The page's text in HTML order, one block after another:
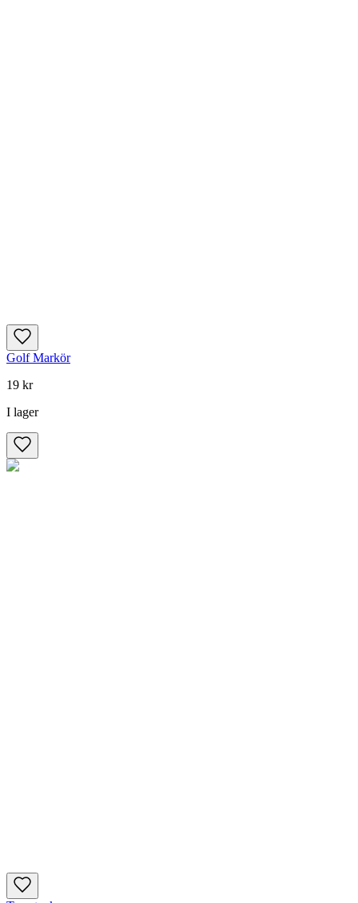
Golf Markör
19 kr
I lager